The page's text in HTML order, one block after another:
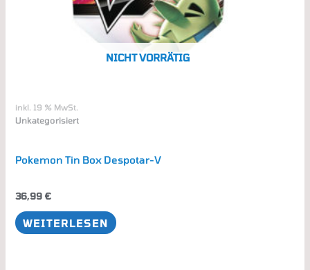
NICHT VORRÄTIG
inkl. 19 % MwSt.
Unkategorisiert
Pokemon Tin Box Despotar-V
36,99 €
WEITERLESEN